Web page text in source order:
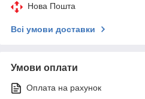
Нова Пошта
Всі умови доставки
Умови оплати
Оплата на рахунок